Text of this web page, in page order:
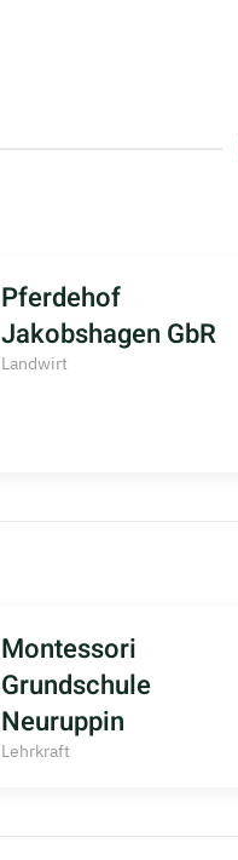
Pferdehof
Jakobshagen GbR
Landwirt
Montessori
Grundschule
Neuruppin
Lehrkraft